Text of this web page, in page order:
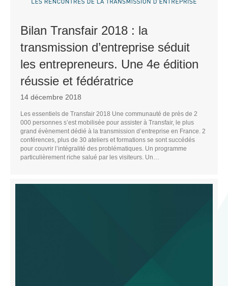
Bilan Transfair 2018 : la
transmission d’entreprise séduit
les entrepreneurs. Une 4e édition
réussie et fédératrice
14 décembre 2018
Les essentiels de Transfair 2018 Une communauté de près de 2
000 personnes s’est mobilisée pour assister à Transfair, le plus
grand évènement dédié à la transmission d’entreprise en France. 2
conférences, plus de 30 ateliers et formations se sont succédés
pour couvrir l’intégralité des problématiques. Un programme
particulièrement riche salué par les visiteurs. Un…